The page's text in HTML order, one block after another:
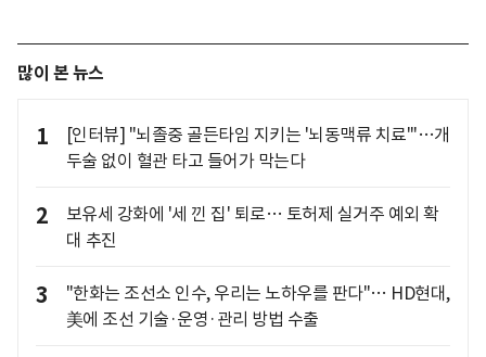
많이 본 뉴스
1
[인터뷰] "뇌졸중 골든타임 지키는 '뇌동맥류 치료'"…개
두술 없이 혈관 타고 들어가 막는다
2
보유세 강화에 '세 낀 집' 퇴로… 토허제 실거주 예외 확
대 추진
3
"한화는 조선소 인수, 우리는 노하우를 판다"… HD현대,
美에 조선 기술·운영·관리 방법 수출